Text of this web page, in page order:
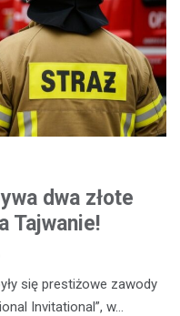
dwa złote
Tajwanie!
się prestiżowe zawody
Invitational”, w…